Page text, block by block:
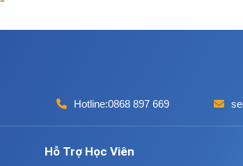
Hotline:0868 897 669
Hỗ Trợ Học Viên